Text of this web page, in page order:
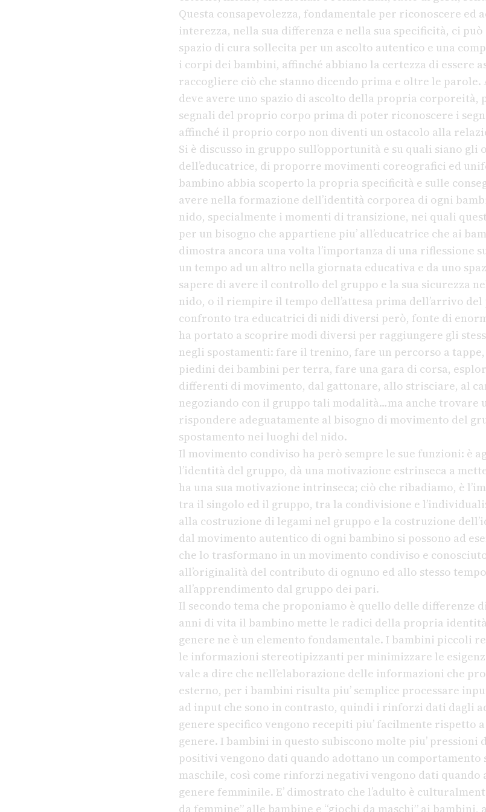
Questa consapevolezza, fondamentale per riconoscere ed
interezza, nella sua differenza e nella sua specificità, ci
spazio di cura sollecita per un ascolto autentico e una
i corpi dei bambini, affinché abbiano la certezza di essere
raccogliere ciò che stanno dicendo prima e oltre le parole.
deve avere uno spazio di ascolto della propria corporeità,
segnali del proprio corpo prima di poter riconoscere i
affinché il proprio corpo non diventi un ostacolo alla
Si è discusso in gruppo sull’opportunità e su quali siano
dell’educatrice, di proporre movimenti coreografici ed
bambino abbia scoperto la propria specificità e sulle
avere nella formazione dell’identità corporea di ogni
nido, specialmente i momenti di transizione, nei quali
per un bisogno che appartiene piu’ all’educatrice che ai
dimostra ancora una volta l’importanza di una riflessione
un tempo ad un altro nella giornata educativa e da uno
sapere di avere il controllo del gruppo e la sua sicurezza
nido, o il riempire il tempo dell’attesa prima dell’arrivo del
confronto tra educatrici di nidi diversi però, fonte di
ha portato a scoprire modi diversi per raggiungere gli
negli spostamenti: fare il trenino, fare un percorso a
piedini dei bambini per terra, fare una gara di corsa,
differenti di movimento, dal gattonare, allo strisciare, al
negoziando con il gruppo tali modalità…ma anche trovare
rispondere adeguatamente al bisogno di movimento del
spostamento nei luoghi del nido.
Il movimento condiviso ha però sempre le sue funzioni: è
l’identità del gruppo, dà una motivazione estrinseca a
ha una sua motivazione intrinseca; ciò che ribadiamo, è
tra il singolo ed il gruppo, tra la condivisione e
alla costruzione di legami nel gruppo e la costruzione
dal movimento autentico di ogni bambino si possono ad
che lo trasformano in un movimento condiviso e
all’originalità del contributo di ognuno ed allo stesso
all’apprendimento dal gruppo dei pari.
Il secondo tema che proponiamo è quello delle differenze
anni di vita il bambino mette le radici della propria identità
genere ne è un elemento fondamentale. I bambini piccoli
le informazioni stereotipizzanti per minimizzare le
vale a dire che nell’elaborazione delle informazioni che
esterno, per i bambini risulta piu’ semplice processare
ad input che sono in contrasto, quindi i rinforzi dati dagli
genere specifico vengono recepiti piu’ facilmente rispetto
genere. I bambini in questo subiscono molte piu’
positivi vengono dati quando adottano un comportamento
maschile, così come rinforzi negativi vengono dati
genere femminile. E’ dimostrato che l’adulto è
da femmine” alle bambine e “giochi da maschi” ai bambini,